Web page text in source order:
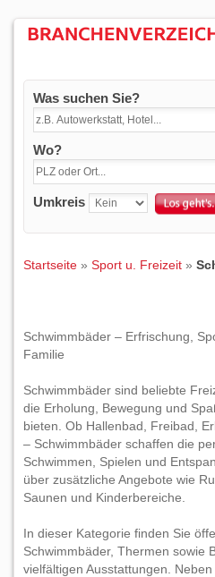
Was suchen Sie?
Wo?
Umkreis
Startseite » Sport u. Freizeit »
Schwimmbäder – Erfrischung,
Familie
Schwimmbäder sind beliebte
die Erholung, Bewegung und
bieten. Ob Hallenbad, Freibad,
– Schwimmbäder schaffen die
Schwimmen, Spielen und
über zusätzliche Angebote wie
Saunen und Kinderbereiche.
In dieser Kategorie finden Sie
Schwimmbäder, Thermen sowie
vielfältigen Ausstattungen.